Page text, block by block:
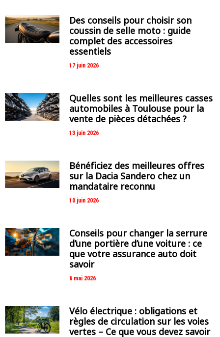
Des conseils pour choisir son
coussin de selle moto : guide
complet des accessoires
essentiels
17 juin 2026
Quelles sont les meilleures casses
automobiles à Toulouse pour la
vente de pièces détachées ?
13 juin 2026
Bénéficiez des meilleures offres
sur la Dacia Sandero chez un
mandataire reconnu
10 juin 2026
Conseils pour changer la serrure
d’une portière d’une voiture : ce
que votre assurance auto doit
savoir
6 mai 2026
Vélo électrique : obligations et
règles de circulation sur les voies
vertes – Ce que vous devez savoir